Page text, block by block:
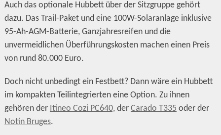
Auch das optionale Hubbett über der Sitzgruppe gehört
dazu. Das Trail-Paket und eine 100W-Solaranlage inklusive
95-Ah-AGM-Batterie, Ganzjahresreifen und die
unvermeidlichen Überführungskosten machen einen Preis
von rund 80.000 Euro.
Doch nicht unbedingt ein Festbett? Dann wäre ein Hubbett
im kompakten Teilintegrierten eine Option. Zu ihnen
gehören der Itineo Cozi PC640,der Carado T335 oder der
Notin Bruges.